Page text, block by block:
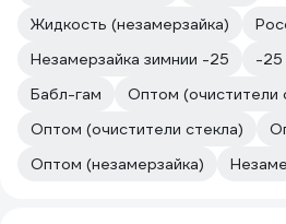
Жидкость (незамерзайка)
Незамерзайка зимнии -25
-25
Бабл-гам
Оптом (очистители
Оптом (очистители стекла)
Оптом (незамерзайка)